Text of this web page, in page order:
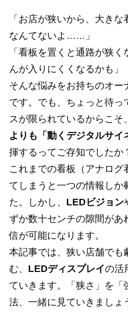
「お店が狭いから、大き
なんてないよ……」
「看板を置くと通路が狭
んが入りにくくなるかも」
そんな悩みをお持ちのオー
です。でも、ちょっと待っ
スが限られているからこそ、
よりも「動くデジタルサイ
揮するってご存知でしたか
これまでの看板（アナログ
てしまうと一つの情報しか
た。しかし、 LEDビジョン
ずか数十センチの隙間があ
信が可能になります。
本記事では、狭い店舗でも
む、 LEDディスプレイの活
ていきます。「狭さ」を「
法、一緒に見ていきましょ